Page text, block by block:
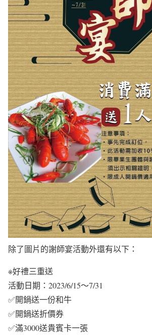
除了圖片的謝師宴活動外還有以下：
※好禮三重送
活動日期：2023/6/15～7/31
✅開鍋送一份和牛
✅開鍋送折價券
✅滿3000送貴賓卡一張